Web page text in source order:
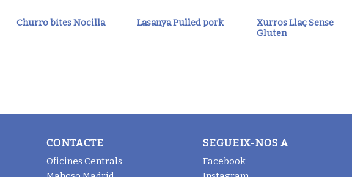
Churro bites Nocilla Lasanya Pulled pork
Xurros Llaç Sense
Gluten
CONTACTE
Oficines Centrals
SEGUEIX-NOS A
Facebook